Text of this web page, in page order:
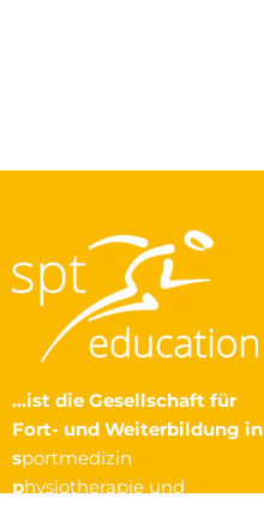
…ist die Gesellschaft für
Fort- und Weiterbildung in
sportmedizin
physiotherapie und